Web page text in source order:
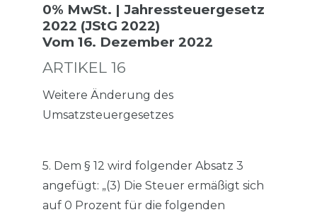
0% MwSt. | Jahressteuergesetz
2022 (JStG 2022)
Vom 16. Dezember 2022
ARTIKEL 16
Weitere Änderung des
Umsatzsteuergesetzes
5. Dem § 12 wird folgender Absatz 3
angefügt: „(3) Die Steuer ermäßigt sich
auf 0 Prozent für die folgenden